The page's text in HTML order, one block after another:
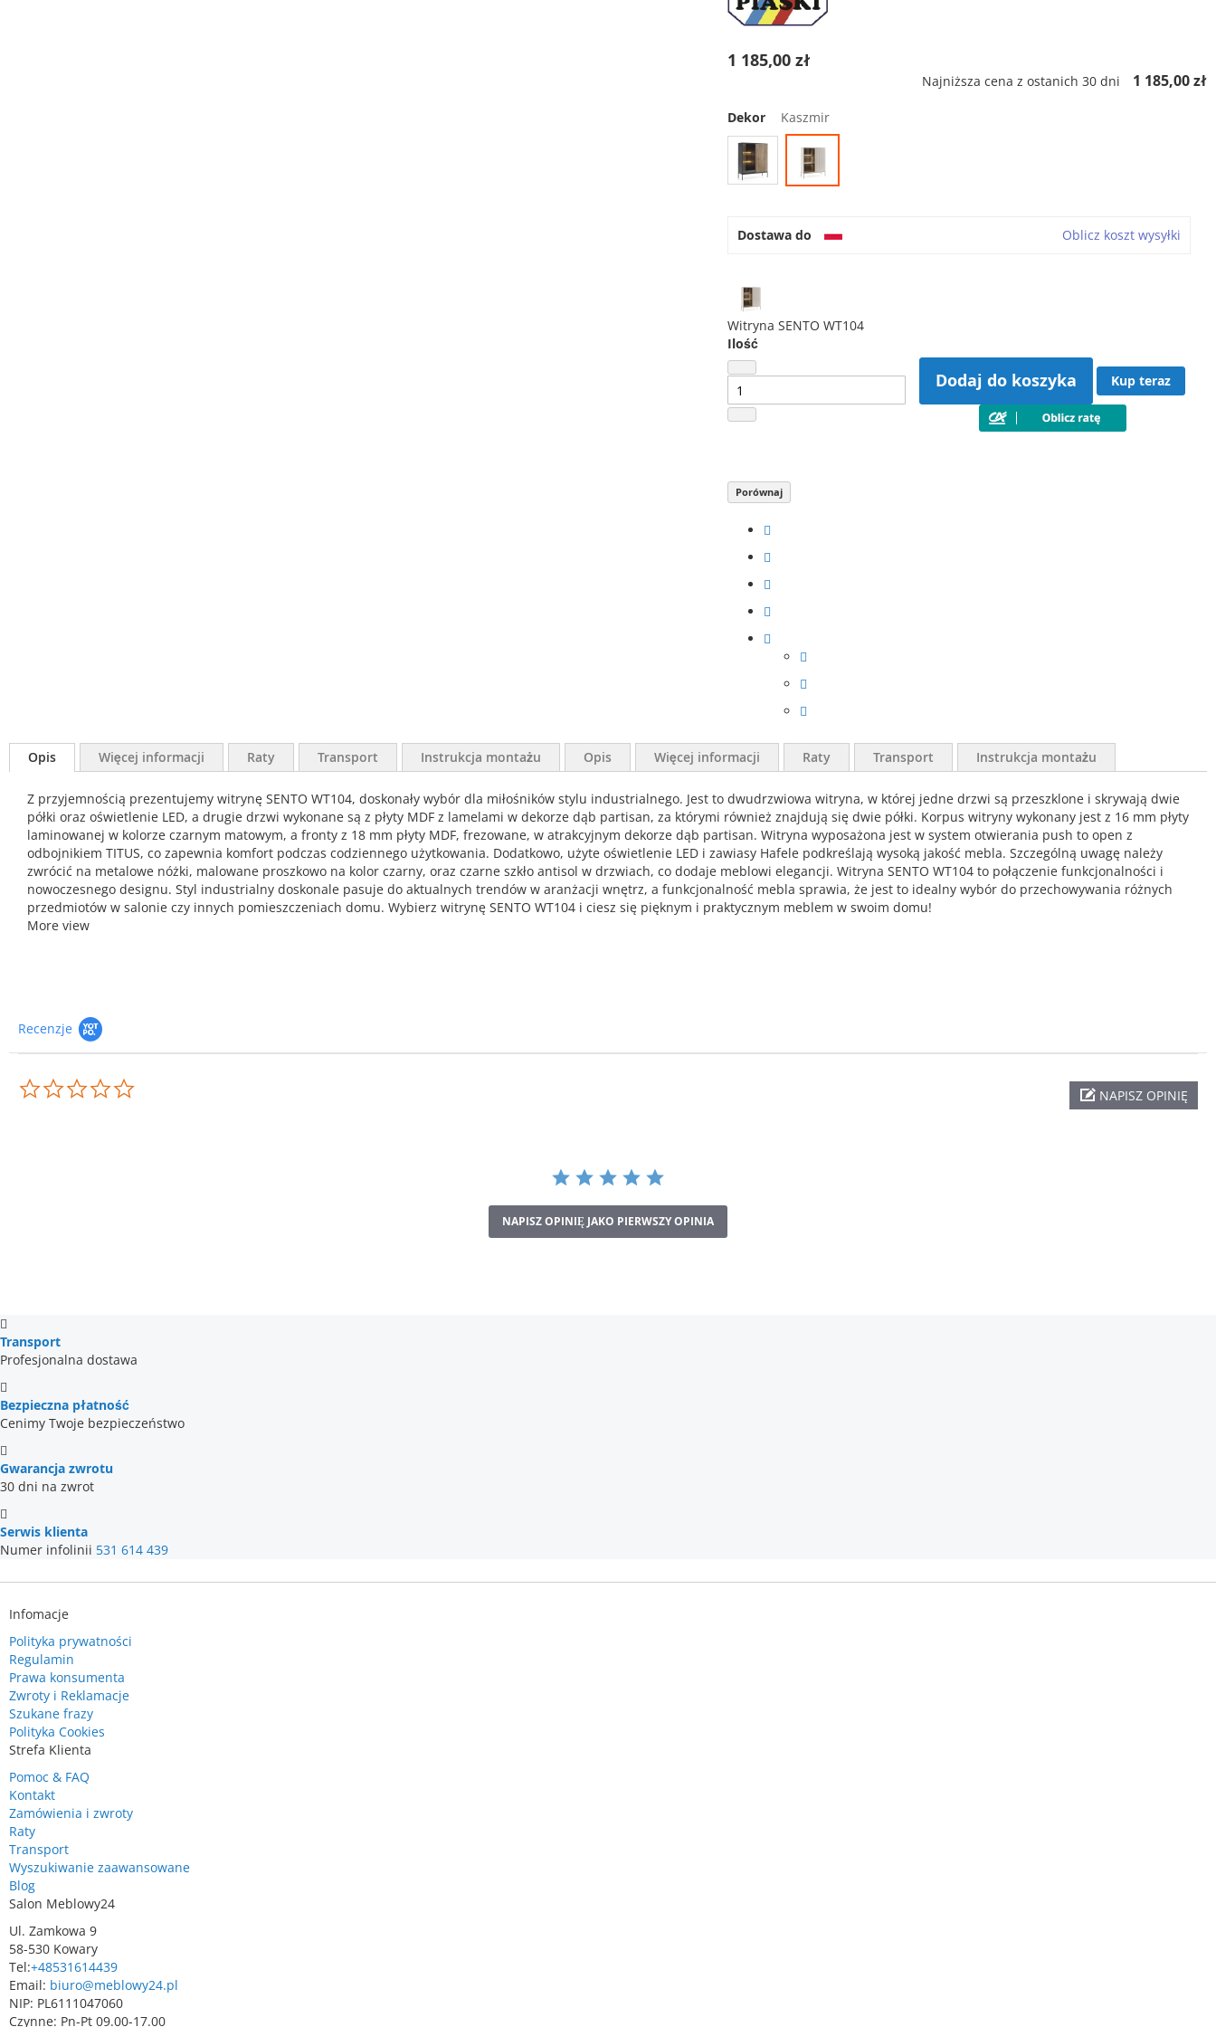
1 185,00 zł
Najniższa cena z ostanich 30 dni 1 185,00 zł
Dekor Kaszmir
Dostawa do Oblicz koszt wysyłki
Witryna SENTO WT104
Ilość
Dodaj do koszyka Kup teraz
Porównaj
Opis Więcej informacji Raty Transport Instrukcja montażu Opis
Z przyjemnością prezentujemy witrynę SENTO WT104, doskonały wybór dla miłośników stylu industrialnego. Jest to dwudrzwiowa witryna, w której jedne drzwi są przeszklone i skrywają dwie
półki oraz oświetlenie LED, a drugie drzwi wykonane są z płyty MDF z lamelami w dekorze dąb partisan, za którymi również znajdują się dwie półki. Korpus witryny wykonany jest z 16 mm płyty
laminowanej w kolorze czarnym matowym, a fronty z 18 mm płyty MDF, frezowane, w atrakcyjnym dekorze dąb partisan. Witryna wyposażona jest w system otwierania push to open z
odbojnikiem TITUS, co zapewnia komfort podczas codziennego użytkowania. Dodatkowo, użyte oświetlenie LED i zawiasy Hafele podkreślają wysoką jakość mebla. Szczególną uwagę należy
zwrócić na metalowe nóżki, malowane proszkowo na kolor czarny, oraz czarne szkło antisol w drzwiach, co dodaje meblowi elegancji. Witryna SENTO WT104 to połączenie funkcjonalności i
nowoczesnego designu. Styl industrialny doskonale pasuje do aktualnych trendów w aranżacji wnętrz, a funkcjonalność mebla sprawia, że jest to idealny wybór do przechowywania różnych
przedmiotów w salonie czy innych pomieszczeniach domu. Wybierz witrynę SENTO WT104 i ciesz się pięknym i praktycznym meblem w swoim domu!
More view
Więcej informacji Raty Transport Instrukcja montażu
Recenzje
NAPISZ OPINIĘ
NAPISZ OPINIĘ JAKO PIERWSZY OPINIA
Transport
Profesjonalna dostawa
Bezpieczna płatność
Cenimy Twoje bezpieczeństwo
Gwarancja zwrotu
30 dni na zwrot
Serwis klienta
Numer infolinii 531 614 439
Infomacje
Polityka prywatności
Regulamin
Prawa konsumenta
Zwroty i Reklamacje
Szukane frazy
Polityka Cookies
Strefa Klienta
Pomoc & FAQ
Kontakt
Zamówienia i zwroty
Raty
Transport
Wyszukiwanie zaawansowane
Blog
Salon Meblowy24
Ul. Zamkowa 9
58-530 Kowary
Tel:+48531614439
Email: biuro@meblowy24.pl
NIP: PL6111047060
Czynne: Pn-Pt 09.00-17.00